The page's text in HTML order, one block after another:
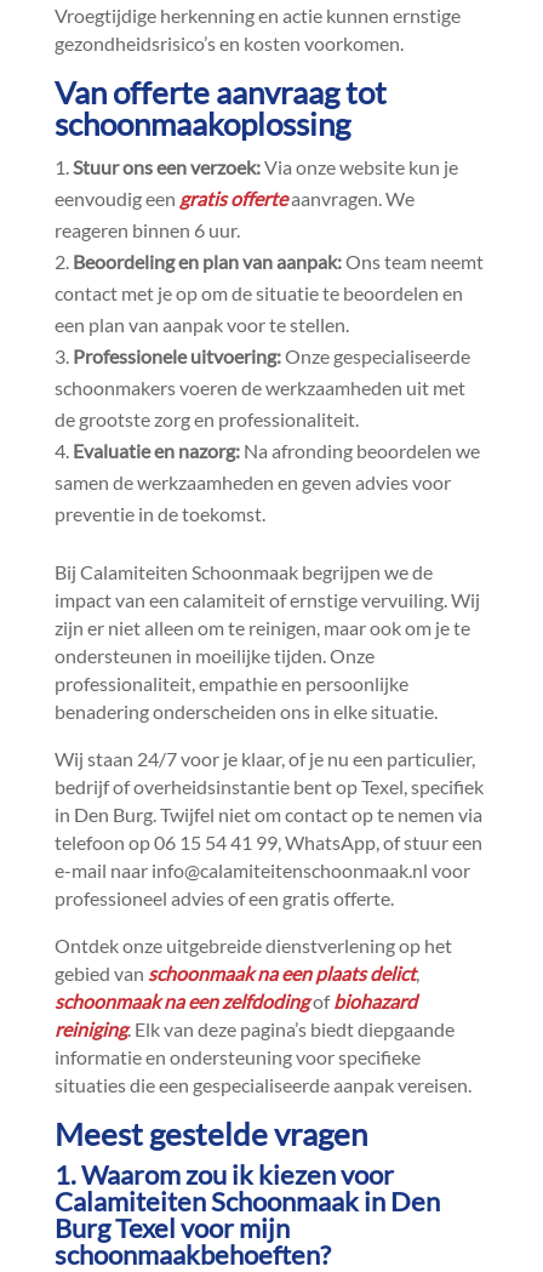
Vroegtijdige herkenning en actie kunnen ernstige
gezondheidsrisico’s en kosten voorkomen.​
Van offerte aanvraag tot
schoonmaakoplossing
Stuur ons een verzoek:Via onze website kun je
eenvoudig een gratis offerteaanvragen.​ We
reageren binnen 6 uur.​
Beoordeling en plan van aanpak:Ons team neemt
contact met je op om de situatie te beoordelen en
een plan van aanpak voor te stellen.​
Professionele uitvoering:Onze gespecialiseerde
schoonmakers voeren de werkzaamheden uit met
de grootste zorg en professionaliteit.​
Evaluatie en nazorg:Na afronding beoordelen we
samen de werkzaamheden en geven advies voor
preventie in de toekomst.​
Bij Calamiteiten Schoonmaak begrijpen we de
impact van een calamiteit of ernstige vervuiling.​ Wij
zijn er niet alleen om te reinigen, maar ook om je te
ondersteunen in moeilijke tijden.​ Onze
professionaliteit, empathie en persoonlijke
benadering onderscheiden ons in elke situatie.​
Wij staan 24/7 voor je klaar, of je nu een particulier,
bedrijf of overheidsinstantie bent op Texel, specifiek
in Den Burg.​ Twijfel niet om contact op te nemen via
telefoon op 06 15 54 41 99, WhatsApp, of stuur een
e-mail naar info@calamiteitenschoonmaak.​nl voor
professioneel advies of een gratis offerte.​
Ontdek onze uitgebreide dienstverlening op het
gebied van schoonmaak na een plaats delict,
schoonmaak na een zelfdodingofbiohazard
reiniging.​ Elk van deze pagina’s biedt diepgaande
informatie en ondersteuning voor specifieke
situaties die een gespecialiseerde aanpak vereisen.​
Meest gestelde vragen
1.​ Waarom zou ik kiezen voor
Calamiteiten Schoonmaak in Den
Burg Texel voor mijn
schoonmaakbehoeften?